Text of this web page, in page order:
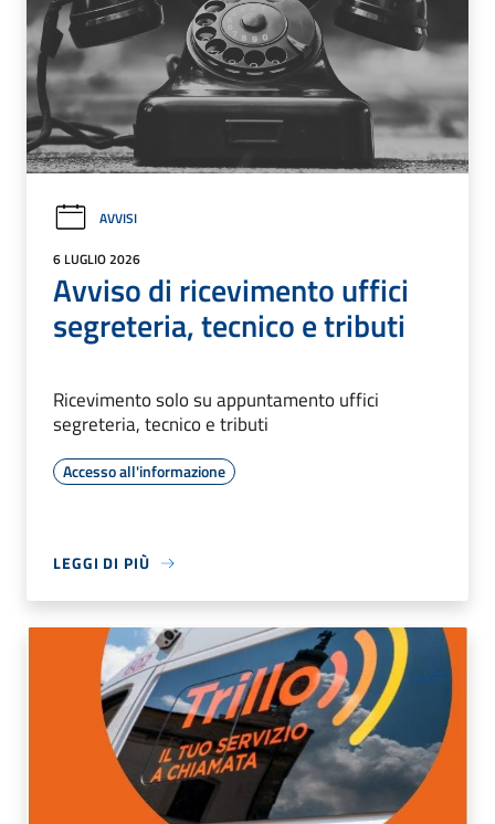
AVVISI
6 LUGLIO 2026
Avviso di ricevimento uffici
segreteria, tecnico e tributi
Ricevimento solo su appuntamento uffici
segreteria, tecnico e tributi
Accesso all'informazione
LEGGI DI PIÙ